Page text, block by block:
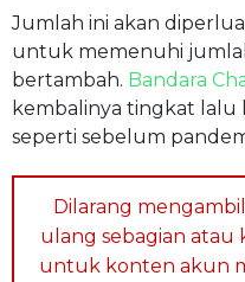
Jumlah ini akan
untuk memenuhi
bertambah. Bandara
kembalinya tingkat lalu
seperti sebelum
Dilarang
ulang sebagian atau
untuk konten akun